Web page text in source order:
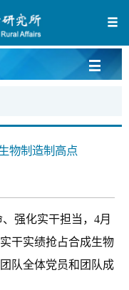
物制造制高点
强化实干担当，4月
干实绩抢占合成生物
队全体党员和团队成